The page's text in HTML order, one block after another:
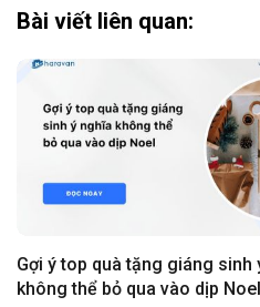
Bài viết liên quan:
Gợi ý top quà tặng giáng sinh
không thể bỏ qua vào dịp Noel